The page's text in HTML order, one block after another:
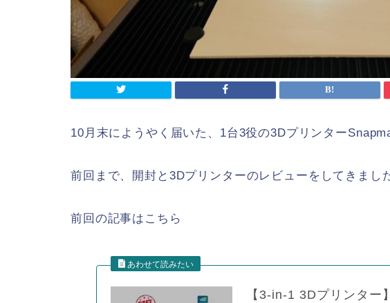
10月末にようやく届いた、1台3役の3Dプリンター
前回まで、開封と3Dプリンターのレビューをしてきまし
前回の記事はこちら
【3-in-1 3Dプリンタ